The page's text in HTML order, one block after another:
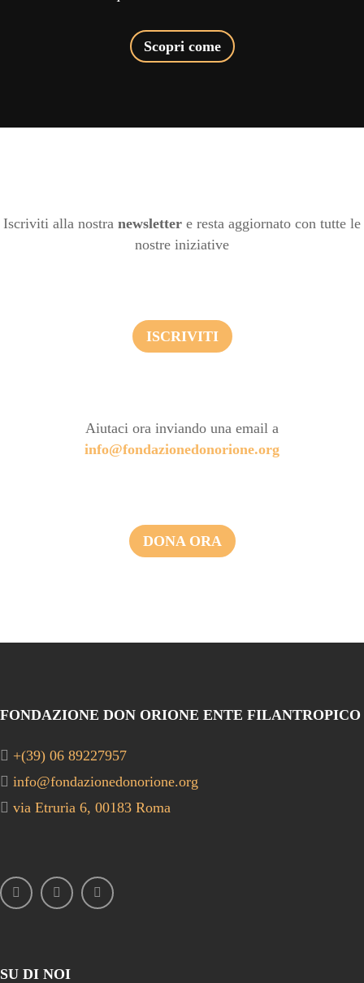
Scopri come
Iscriviti alla nostra newsletter e resta aggiornato con tutte le
nostre iniziative
ISCRIVITI
Aiutaci ora inviando una email a
info@fondazionedonorione.org
DONA ORA
FONDAZIONE DON ORIONE ENTE FILANTROPICO
+(39) 06 89227957
info@fondazionedonorione.org
via Etruria 6, 00183 Roma
SU DI NOI